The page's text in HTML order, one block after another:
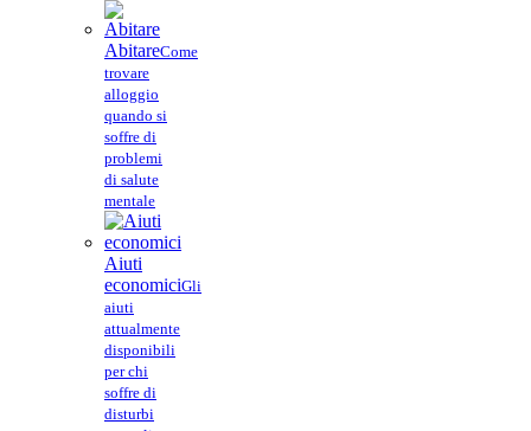
AbitareCome
trovare
alloggio
quando si
soffre di
problemi
di salute
mentale
Aiuti
economiciGli
aiuti
attualmente
disponibili
per chi
soffre di
disturbi